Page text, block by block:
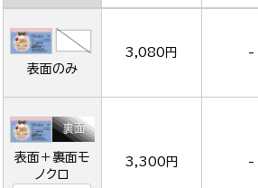
表面のみ
3,080円 -
表面＋裏面モ
ノクロ
3,300円 -